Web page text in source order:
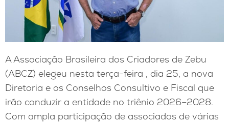
A Associação Brasileira dos Criadores de Zebu
(ABCZ) elegeu nesta terça-feira , dia 25, a nova
Diretoria e os Conselhos Consultivo e Fiscal que
irão conduzir a entidade no triênio 2026–2028.
Com ampla participação de associados de várias